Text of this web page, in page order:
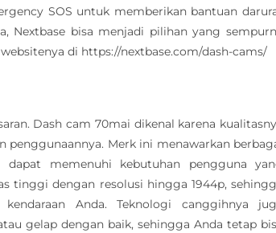
SOS untuk memberikan bantuan
Nextbase bisa menjadi pilihan yang
di https://nextbase.com/dash-cams/
Dash cam 70mai dikenal karena
Merk ini menawarkan
memenuhi kebutuhan pengguna
tinggi dengan resolusi hingga 1944p,
Anda. Teknologi canggihnya
gelap dengan baik, sehingga Anda tetap